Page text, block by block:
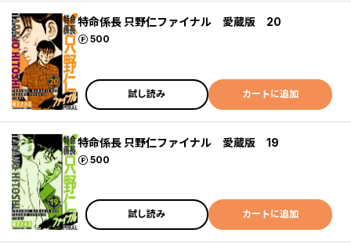
特命係長 只野仁ファイナル 愛蔵版 20
500
ポイント
試し読み カートに追加
特命係長 只野仁ファイナル 愛蔵版 19
500
ポイント
試し読み カートに追加